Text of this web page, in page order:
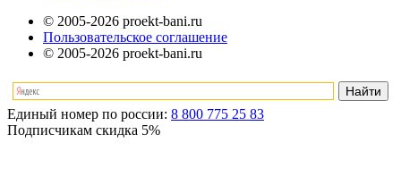
© 2005-2026 proekt-bani.ru
Пользовательское соглашение
© 2005-2026 proekt-bani.ru
Единый номер по россии: 8 800 775 25 83
Подписчикам скидка 5%